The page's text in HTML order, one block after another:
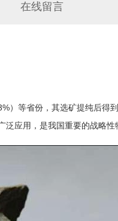
在线留言
）等省份，其选矿提纯后得
应用，是我国重要的战略性